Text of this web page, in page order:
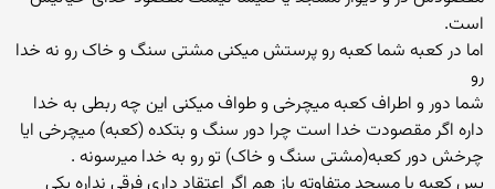
است.
اما در کعبه شما کعبه رو پرستش میکنی مشتی سنگ و خاک رو نه خدا
رو
شما دور و اطراف کعبه میچرخی و طواف میکنی این چه ربطی به خدا
داره اگر مقصودت خدا است چرا دور سنگ و بتکده (کعبه) میچرخی ایا
چرخش دور کعبه(مشتی سنگ و خاک) تو رو به خدا میرسونه .